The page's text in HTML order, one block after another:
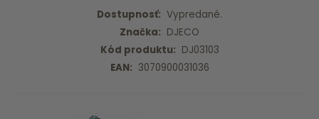
Dostupnosť: Vypredané.
Značka: DJECO
Kód produktu: DJ03103
EAN: 3070900031036